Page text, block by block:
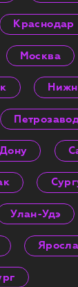
Краснодар
Москва
Улан-Удэ